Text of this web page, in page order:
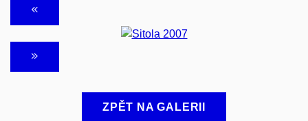
ZPĚT NA GALERII